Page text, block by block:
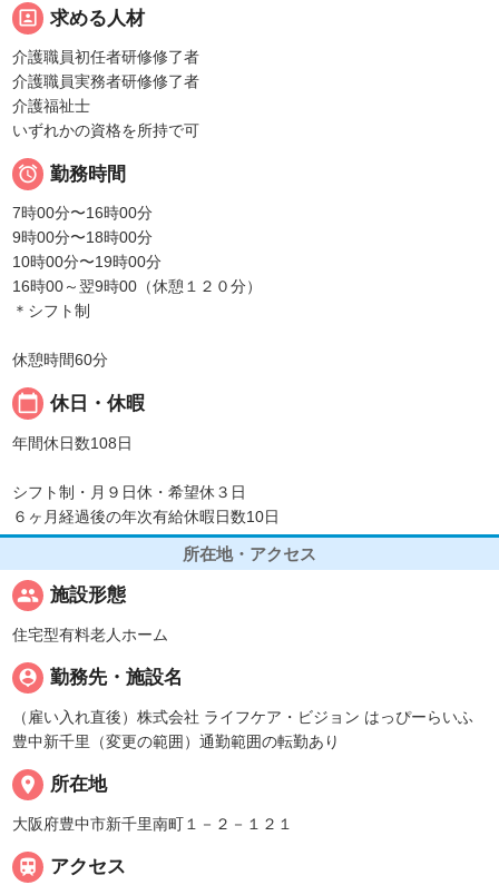
portrait 求める人材
介護職員初任者研修修了者
介護職員実務者研修修了者
介護福祉士
いずれかの資格を所持で可
 勤務時間
7時00分〜16時00分
9時00分〜18時00分
10時00分〜19時00分
16時00～翌9時00（休憩１２０分）
＊シフト制
休憩時間60分
calendar_today 休日・休暇
年間休日数108日
シフト制・月９日休・希望休３日
６ヶ月経過後の年次有給休暇日数10日
所在地・アクセス
people 施設形態
住宅型有料老人ホーム
person_pin 勤務先・施設名
（雇い入れ直後）株式会社 ライフケア・ビジョン はっぴーらいふ
豊中新千里（変更の範囲）通勤範囲の転勤あり
place 所在地
大阪府豊中市新千里南町１－２－１２１
 アクセス